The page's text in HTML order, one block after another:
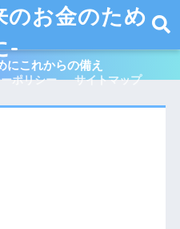
のお金のため
-
ポリシー サイトマップ
にこれからの備え